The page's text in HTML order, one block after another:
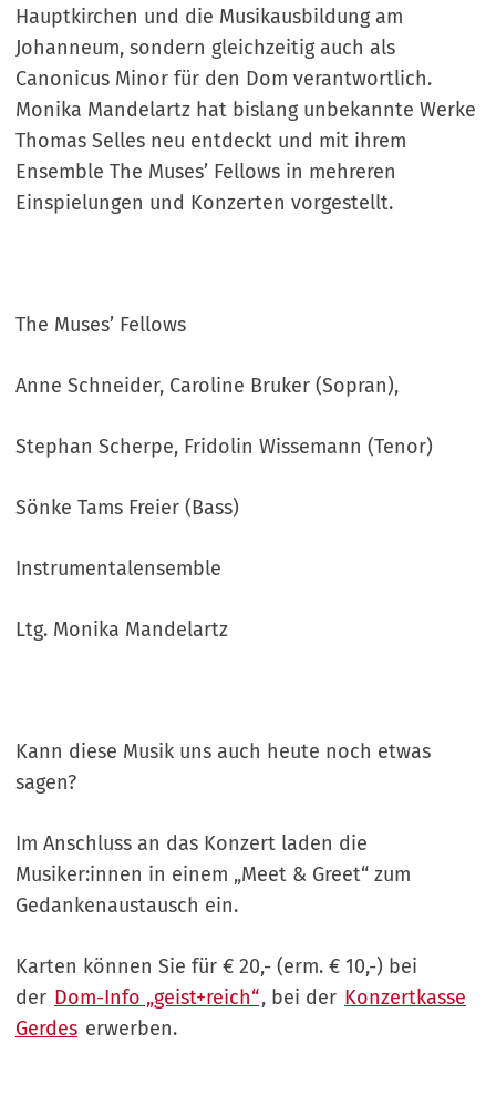
Hauptkirchen und die Musikausbildung am
Johanneum, sondern gleichzeitig auch als
Canonicus Minor für den Dom verantwortlich.
Monika Mandelartz hat bislang unbekannte Werke
Thomas Selles neu entdeckt und mit ihrem
Ensemble The Muses’ Fellows in mehreren
Einspielungen und Konzerten vorgestellt.
The Muses’ Fellows
Anne Schneider, Caroline Bruker (Sopran),
Stephan Scherpe, Fridolin Wissemann (Tenor)
Sönke Tams Freier (Bass)
Instrumentalensemble
Ltg. Monika Mandelartz
Kann diese Musik uns auch heute noch etwas
sagen?
Im Anschluss an das Konzert laden die
Musiker:innen in einem „Meet & Greet“ zum
Gedankenaustausch ein.
Karten können Sie für € 20,- (erm. € 10,-) bei
der Dom-Info „geist+reich“, bei der Konzertkasse
Gerdes erwerben.